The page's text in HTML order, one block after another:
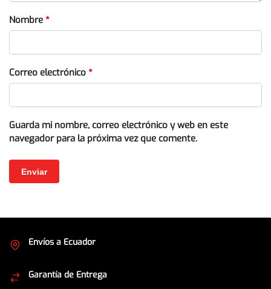
Nombre *
Correo electrónico *
Guarda mi nombre, correo electrónico y web en este
navegador para la próxima vez que comente.
Envíos a Ecuador
Garantía de Entrega